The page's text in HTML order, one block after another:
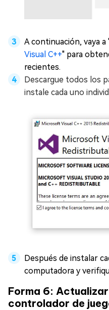
A continuación, vaya a
Visual C++" para
recientes.
Descargue todos los
instale cada uno
Después de instalar
computadora y
Forma 6:
controlador de